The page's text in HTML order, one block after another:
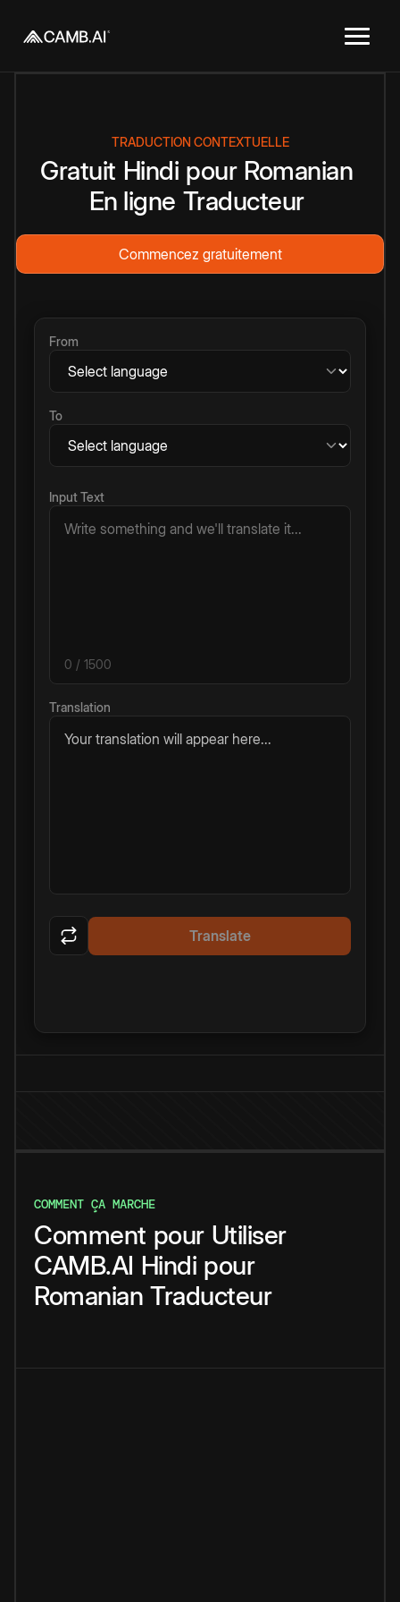
TRADUCTION CONTEXTUELLE
Gratuit Hindi pour Romanian
En ligne Traducteur
Commencez gratuitement
From
To
Input Text
0 / 1500
Translation
Your translation will appear here...
Translate
COMMENT ÇA MARCHE
Comment pour Utiliser
CAMB.AI Hindi pour
Romanian Traducteur